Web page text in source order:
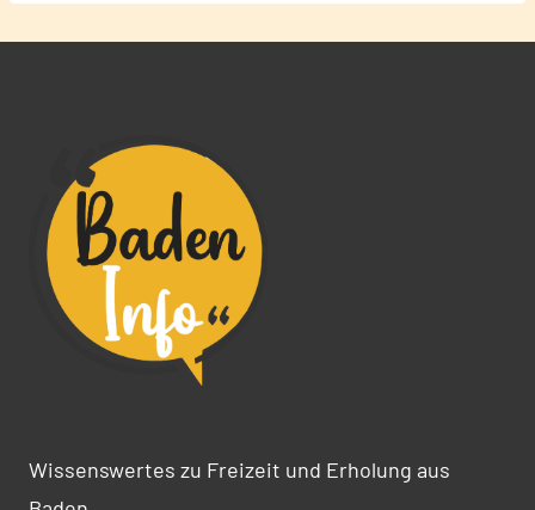
Wissenswertes zu Freizeit und Erholung aus